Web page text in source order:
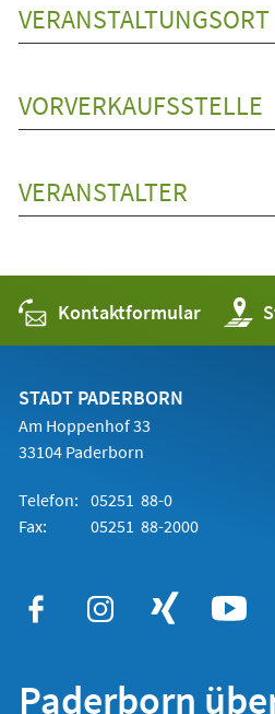
VERANSTALTUNGSORT
VORVERKAUFSSTELLE
VERANSTALTER
Kontaktformular
in
einem
STADT PADERBORN
Am Hoppenhof 33
33104 Paderborn
Telefon: 05251 88-0
Fax:
05251 88-2000
Paderborn